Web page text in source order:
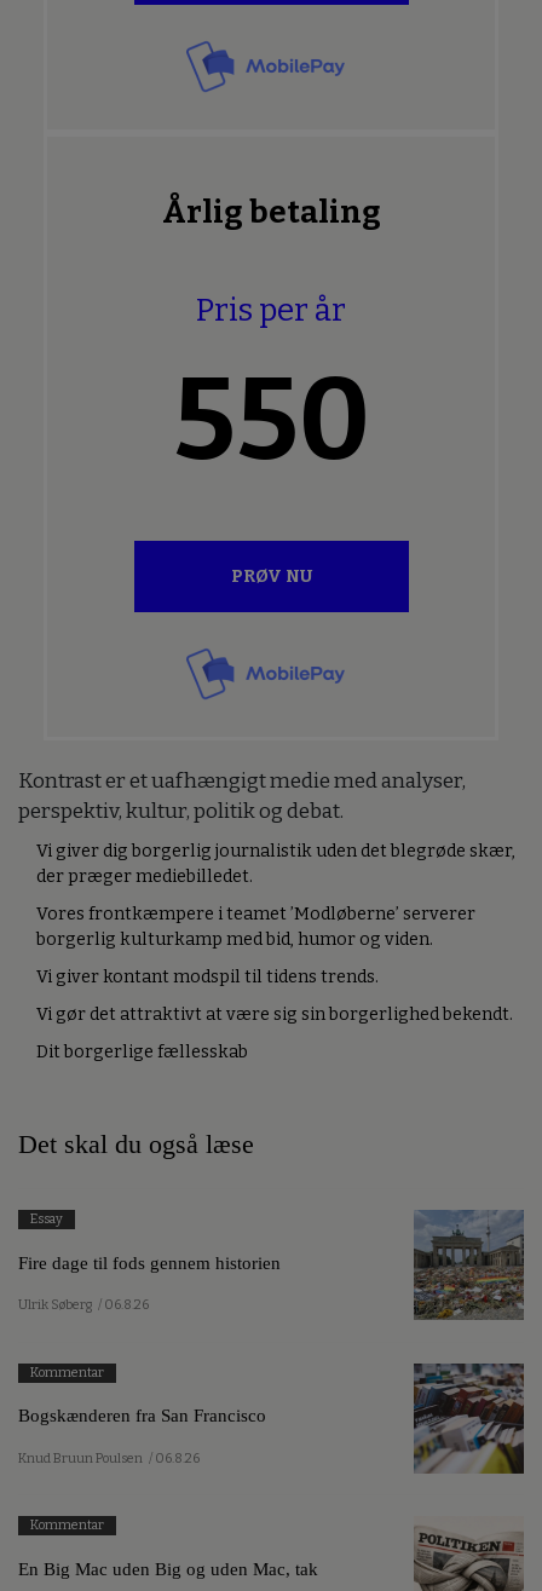
Årlig betaling
Pris per år
550
PRØV NU
Kontrast er et uafhængigt medie med analyser,
perspektiv, kultur, politik og debat.
Vi giver dig borgerlig journalistik uden det blegrøde skær,
der præger mediebilledet.
Vores frontkæmpere i teamet ’Modløberne’ serverer
borgerlig kulturkamp med bid, humor og viden.
Vi giver kontant modspil til tidens trends.
Vi gør det attraktivt at være sig sin borgerlighed bekendt.
Dit borgerlige fællesskab
Det skal du også læse
Essay
Fire dage til fods gennem historien
Ulrik Søberg / 06.8.26
Kommentar
Bogskænderen fra San Francisco
Knud Bruun Poulsen / 06.8.26
Kommentar
En Big Mac uden Big og uden Mac, tak